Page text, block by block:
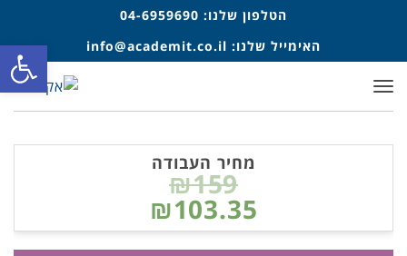
הטלפון שלנו: 04-6959690
האימייל שלנו: info@academit.co.il
תפריט
מחיר העבודה
₪159
₪103.35
פתח